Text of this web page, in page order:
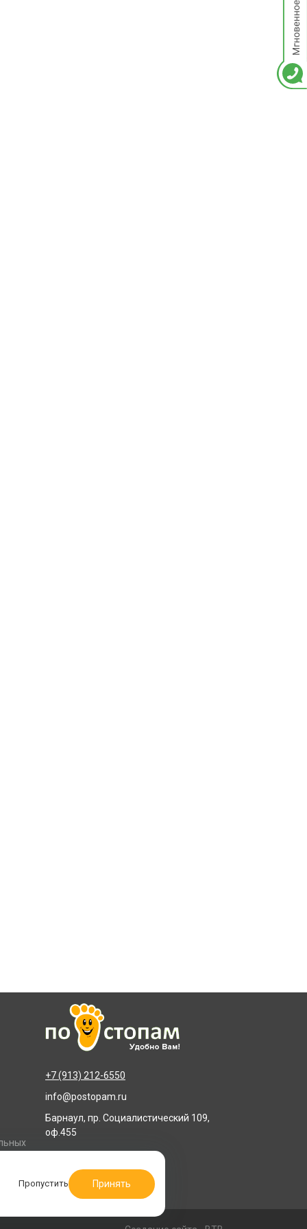
+7 (913) 212-6550
info@postopam.ru
Барнаул, пр. Социалистический 109,
оф.455
Пропустить Принять